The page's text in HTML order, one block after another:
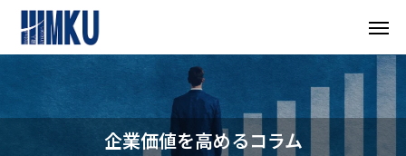
企業価値を高めるコラム